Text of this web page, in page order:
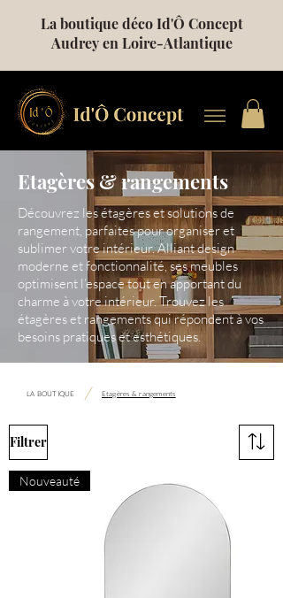
La boutique déco Id'Ô Concept
Audrey en Loire-Atlantique
Etagères & rangements
Découvrez les étagères et solutions de
rangement, parfaites pour organiser et
sublimer votre intérieur. Alliant design
moderne et fonctionnalité, ses meubles
optimisent l’espace tout en apportant du
charme à votre intérieur. Trouvez les
étagères et rangements qui répondent à vos
besoins pratiques et esthétiques.
LA BOUTIQUE / Etagères & rangements
Filtrer
Nouveauté